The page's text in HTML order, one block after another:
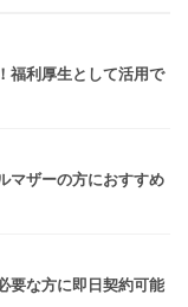
福利厚生として活用で
マザーの方におすすめ
要な方に即日契約可能